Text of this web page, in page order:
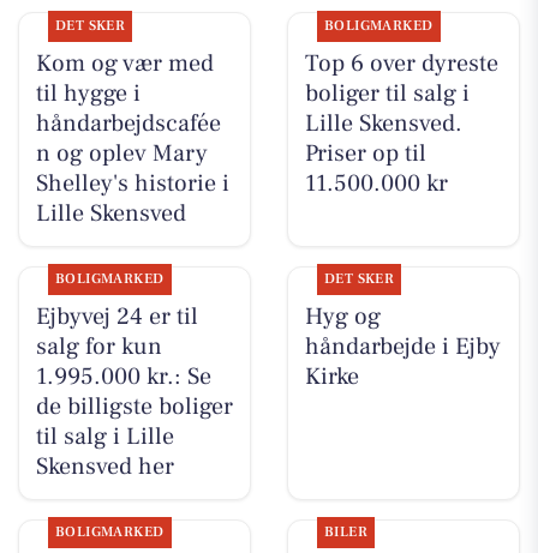
DET SKER
Kom og vær med
til hygge i
håndarbejdscafée
n og oplev Mary
Shelley's historie i
Lille Skensved
BOLIGMARKED
Top 6 over dyreste
boliger til salg i
Lille Skensved.
Priser op til
11.500.000 kr
BOLIGMARKED
Ejbyvej 24 er til
salg for kun
1.995.000 kr.: Se
de billigste boliger
til salg i Lille
Skensved her
DET SKER
Hyg og
håndarbejde i Ejby
Kirke
BOLIGMARKED BILER